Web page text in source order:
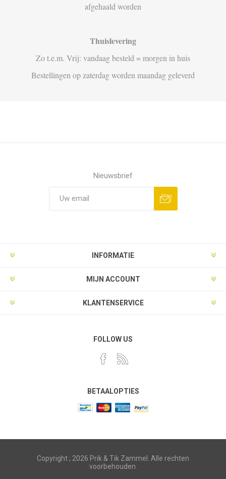
afgehaald worden
Thuislevering
Zo t.e.m. Vrij: vandaag besteld = morgen in huis
Bestellingen op zaterdag worden maandag geleverd
Nieuwsbrief
INFORMATIE
MIJN ACCOUNT
KLANTENSERVICE
FOLLOW US
BETAALOPTIES
Copyright ; 2026 Prik & Tik Zammel. Alle rechten
voorbehouden.